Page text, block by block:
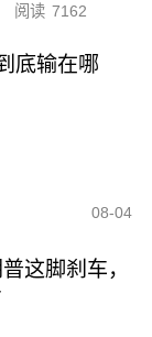
阅读 7162
底输在哪
08-04
这脚刹车，